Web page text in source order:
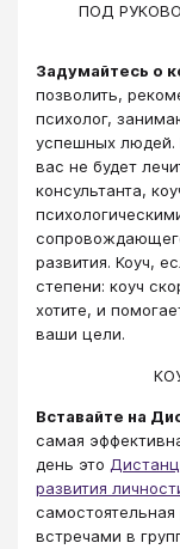
ПОД
Задумайтесь о
позволить,
психолог,
успешных людей.
вас не будет
консультанта,
развития. Коуч,
степени: коуч
хотите, и
ваши цели.
Вставайте на
самая
день это
развития
встречами в